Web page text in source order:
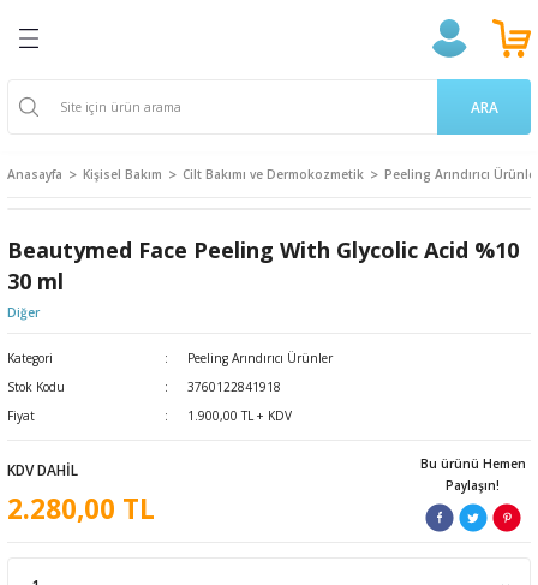
Takviyeleri
& Propolis
Ürünleri
Ve Temizlik
ARA
Anasayfa Kişisel Bakım Cilt Bakımı ve Dermokozmetik Peeling Arındırıcı
Beautymed Face Peeling With Glycolic Acid %10
30 ml
Diğer
Kategori
Peeling Arındırıcı Ürünler
Stok Kodu
3760122841918
Fiyat
1.900,00 TL + KDV
KDV DAHİL
2.280,00 TL
Bu ürünü Hemen
Paylaşın!